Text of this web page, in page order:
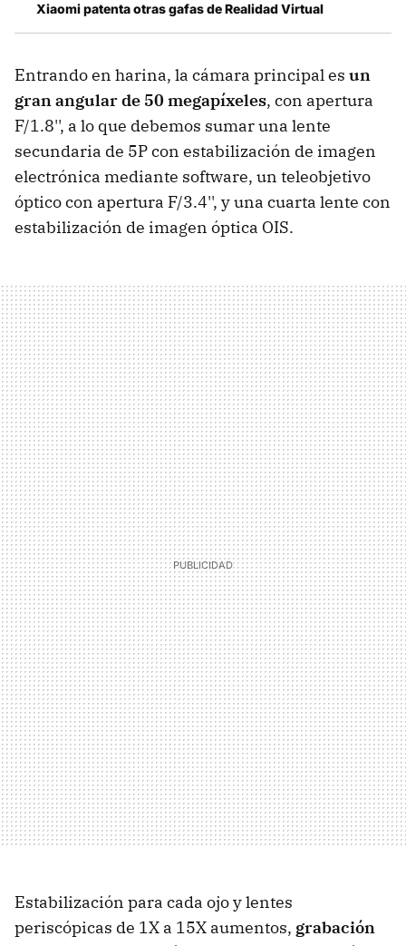
Xiaomi patenta otras gafas de Realidad Virtual
Entrando en harina, la cámara principal es un
gran angular de 50 megapíxeles, con apertura
F/1.8'', a lo que debemos sumar una lente
secundaria de 5P con estabilización de imagen
electrónica mediante software, un teleobjetivo
óptico con apertura F/3.4'', y una cuarta lente con
estabilización de imagen óptica OIS.
Estabilización para cada ojo y lentes
periscópicas de 1X a 15X aumentos, grabación